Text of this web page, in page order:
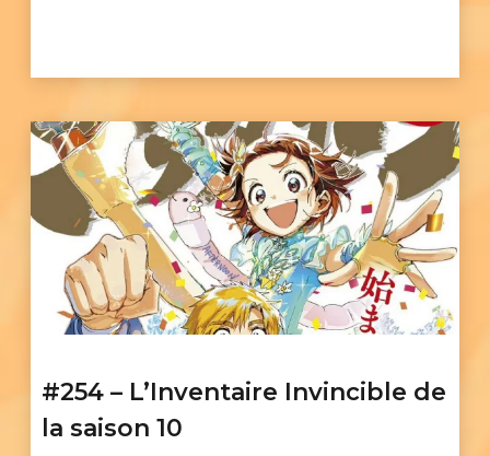
#254 – L’Inventaire Invincible de
la saison 10